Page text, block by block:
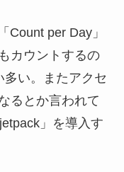
Count per Day」
カウントするの
い。またアクセ
るとか言われて
」を導入す